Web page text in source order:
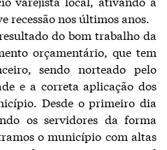
recessão nos últimos anos.
do bom trabalho da
orçamentário, que tem
sendo norteado pelo
e a correta aplicação dos
Desde o primeiro dia
os servidores da forma
o município com altas